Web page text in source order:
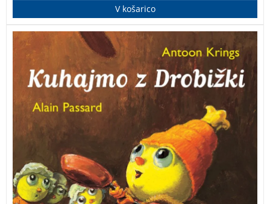
V košarico
Enostavna kuharska knjiga za otroke z raznovrstnimi
recepti, ki sta jo pripravila avtor priljubljenih slikanic
iz zbirke Drobižki Antoon Krings ter lastnik znamenite
pariške restavracije Alain Passard. Knjigo mladim
slovenskim bralcem priporoča Bine Volčič.
Kuhajmo z
Drobižki